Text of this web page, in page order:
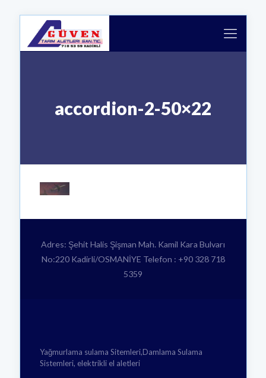
accordion-2-50×22
Adres: Şehit Halis Şişman Mah. Kamil Kara Bulvarı
No:220 Kadirli/OSMANİYE Telefon : +90 328 718
5359
Yağmurlama sulama Sitemleri,Damlama Sulama
Sistemleri, elektrikli el aletleri